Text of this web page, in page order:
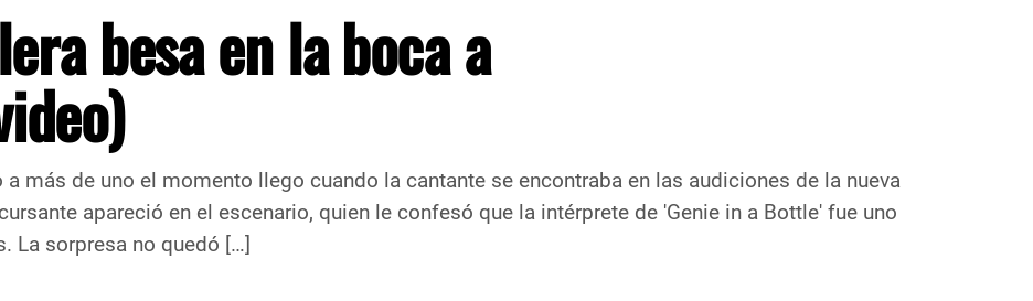
besa en la boca a
más de uno el momento llego cuando la cantante se encontraba en las audiciones de la nueva
apareció en el escenario, quien le confesó que la intérprete de 'Genie in a Bottle' fue uno
La sorpresa no quedó […]